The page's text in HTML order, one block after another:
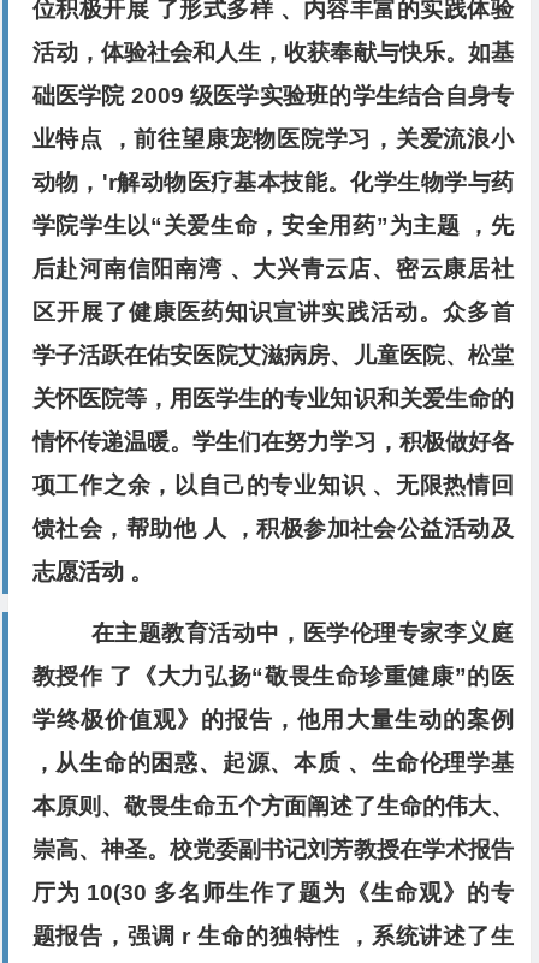
位积极开展 了形式多样 、内容丰富的实践体验
活动，体验社会和人生，收获奉献与快乐。如基
础医学院 2009 级医学实验班的学生结合自身专
业特点 ，前往望康宠物医院学习，关爱流浪小
动物，'r解动物医疗基本技能。化学生物学与药
学院学生以“关爱生命，安全用药”为主题 ， 先
后赴河南信阳南湾 、大兴青云店、密云康居社
区开展了健康医药知识宣讲实践活动。众多首
学子活跃在佑安医院艾滋病房、儿童医院、松堂
关怀医院等，用医学生的专业知识和关爱生命的
情怀传递温暖。学生们在努力学习，积极做好各
项工作之余，以自己的专业知识 、无限热情回
馈社会，帮助他 人 ，积极参加社会公益活动及
志愿活动 。
在主题教育活动中，医学伦理专家李义庭
教授作 了《大力弘扬“敬畏生命珍重健康”的医
学终极价值观》的报告，他用大量生动的案例
，从生命的困惑、起源、本质 、生命伦理学基
本原则、敬畏生命五个方面阐述了生命的伟大、
崇高、神圣。校党委副书记刘芳教授在学术报告
厅为 10(30 多名师生作了题为《生命观》的专
题报告，强调 r 生命的独特性 ，系统讲述了生